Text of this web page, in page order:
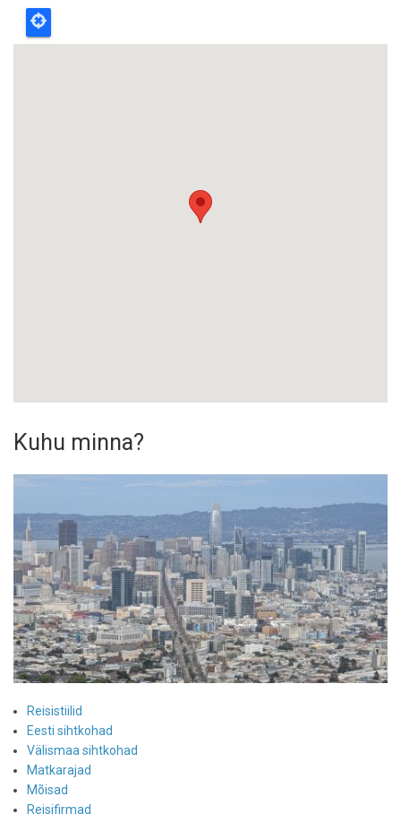
Kuhu minna?
Reisistiilid
Eesti sihtkohad
Välismaa sihtkohad
Matkarajad
Mõisad
Reisifirmad